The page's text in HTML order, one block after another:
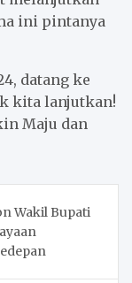
ini pintanya
datang ke
kita lanjutkan!
Maju dan
Wakil Bupati